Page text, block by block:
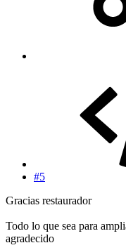
#5
Gracias restaurador
Todo lo que sea para
agradecido